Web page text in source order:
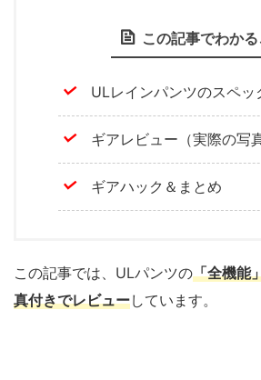
この記事でわかる
ULレインパンツのスペッ
ギアレビュー（実際の写
ギアハック＆まとめ
この記事では、ULパンツの「全機能
真付きでレビューしています。